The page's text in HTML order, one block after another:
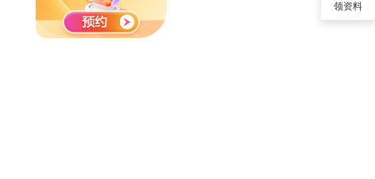
领资料